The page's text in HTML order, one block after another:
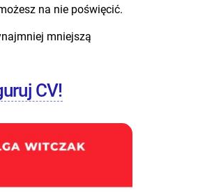
na nie poświęcić.
mniejszą
CV!